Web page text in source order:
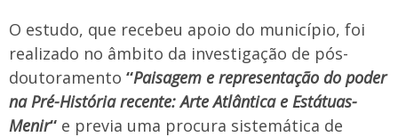
O estudo, que recebeu apoio do município, foi
realizado no âmbito da investigação de pós-
doutoramento “Paisagem e representação do poder
na Pré-História recente: Arte Atlântica e Estátuas-
Menir“ e previa uma procura sistemática de